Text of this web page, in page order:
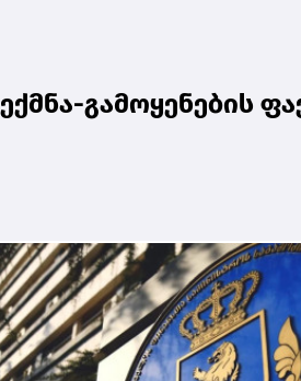
გამოყენების